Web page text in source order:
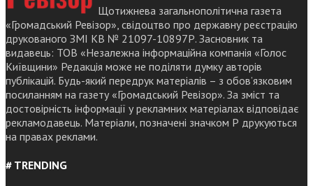
Щотижнева загальнополітична газета
«Громадський Ревізор», свідоцтво про державну реєстрацію
друкованого ЗМІ КВ № 21097-10897Р. Засновник та
видавець: ТОВ «Незалежна інформаційна компанія «Голос
Київщини» Редакція може не поділяти думку авторів
публікацій. Будь-який передрук матеріалів – з обов’язковим
посиланням на газету «Громадський Ревізор». За зміст та
достовірність інформації у рекламних матеріалах відповідає
рекламодавець. Матеріали, позначені значком Р друкуються
на правах реклами.
# TRENDING